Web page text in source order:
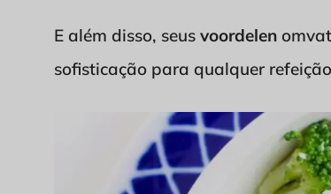
E além disso, seus voordelen
sofisticação para qualquer